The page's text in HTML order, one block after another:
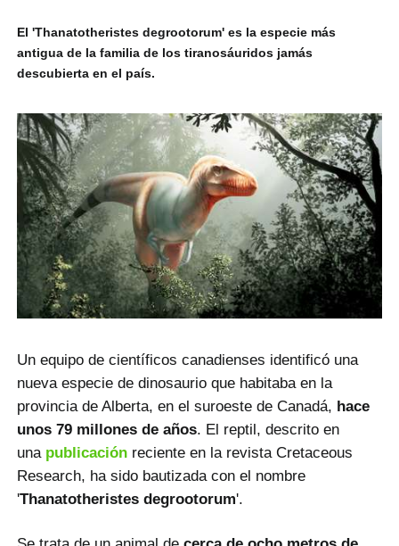
El 'Thanatotheristes degrootorum' es la especie más
antigua de la familia de los tiranosáuridos jamás
descubierta en el país.
Un equipo de científicos canadienses identificó una
nueva especie de dinosaurio que habitaba en la
provincia de Alberta, en el suroeste de Canadá, hace
unos 79 millones de años. El reptil, descrito en
una publicaciónreciente en la revista Cretaceous
Research, ha sido bautizada con el nombre
'Thanatotheristes degrootorum'.